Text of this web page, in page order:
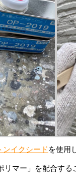
イクシード を使用
リマー」を配合す